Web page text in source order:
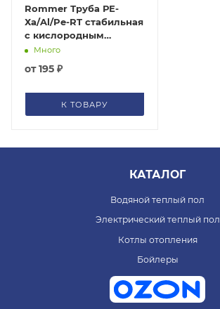
Rommer Труба РЕ-
Ха/Al/Pe-RT стабильная
с кислородным
барьером, серая (цена
Много
от195 ₽
К ТОВАРУ
КАТАЛОГ
Водяной теплый пол
Электрический теплый пол
Котлы отопления
Бойлеры